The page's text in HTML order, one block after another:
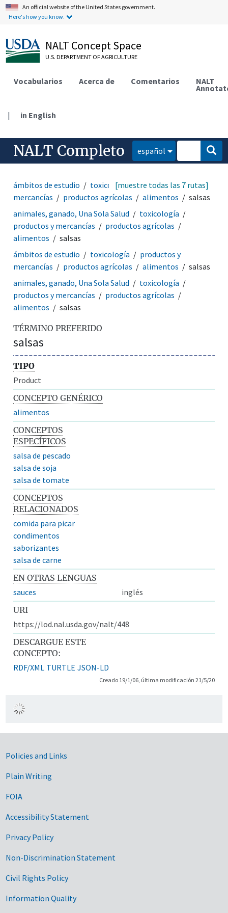
An official website of the United States government.
Here's how you know.
NALT Concept Space
U.S. DEPARTMENT OF AGRICULTURE
Vocabularios Acerca de Comentarios NALT
| in English
NALT Completo español
ámbitos de estudio toxicología
productos y
mercancías
productos agrícolas alimentos salsas
[muestre todas las 7 rutas]
animales, ganado, Una Sola Salud
toxicología
productos y mercancías
productos agrícolas
alimentos
salsas
ámbitos de estudio
toxicología
productos y
mercancías
productos agrícolas alimentos
salsas
animales, ganado, Una Sola Salud
toxicología
productos y mercancías
productos agrícolas
alimentos
salsas
TÉRMINO PREFERIDO
salsas
TIPO
Product
CONCEPTO GENÉRICO
alimentos
CONCEPTOS
ESPECÍFICOS
salsa de pescado
salsa de soja
salsa de tomate
CONCEPTOS
RELACIONADOS
comida para picar
condimentos
saborizantes
salsa de carne
EN OTRAS LENGUAS
sauces
inglés
URI
https://lod.nal.usda.gov/nalt/448
DESCARGUE ESTE
CONCEPTO:
RDF/XML TURTLE JSON-LD
Creado 19/1/06, última modificación 21/5/20
Government Links
Policies and Links
Plain Writing
FOIA
Accessibility Statement
Privacy Policy
Non-Discrimination Statement
Civil Rights Policy
Information Quality